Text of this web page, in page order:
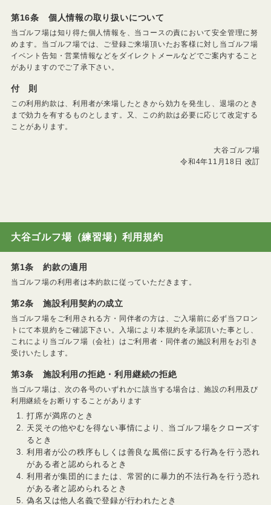
第16条 個人情報の取り扱いについて
当ゴルフ場は知り得た個人情報を、当コースの責において安全管理に努
めます。当ゴルフ場では、ご登録ご来場頂いたお客様に対し当ゴルフ場
イベント告知・営業情報などをダイレクトメールなどでご案内すること
がありますのでご了承下さい。
付 則
この利用約款は、利用者が来場したときから効力を発生し、退場のとき
まで効力を有するものとします。又、この約款は必要に応じて改定する
ことがあります。
大谷ゴルフ場
令和4年11月18日 改訂
大谷ゴルフ場（練習場）利用規約
第1条 約款の適用
当ゴルフ場の利用者は本約款に従っていただきます。
第2条 施設利用契約の成立
当ゴルフ場をご利用される方・同伴者の方は、ご入場前に必ず当フロン
トにて本規約をご確認下さい。入場により本規約を承認頂いた事とし、
これにより当ゴルフ場（会社）はご利用者・同伴者の施設利用をお引き
受けいたします。
第3条 施設利用の拒絶・利用継続の拒絶
当ゴルフ場は、次の各号のいずれかに該当する場合は、施設の利用及び
利用継続をお断りすることがあります
打席が満席のとき
天災その他やむを得ない事情により、当ゴルフ場をクローズす
るとき
利用者が公の秩序もしくは善良な風俗に反する行為を行う恐れ
がある者と認められるとき
利用者が集団的にまたは、常習的に暴力的不法行為を行う恐れ
がある者と認められるとき
偽名又は他人名義で登録が行われたとき